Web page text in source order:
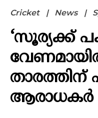
Cricket News
‘സൂര്യക്ക്
താരത്തിന്
ആരാധകര്‍